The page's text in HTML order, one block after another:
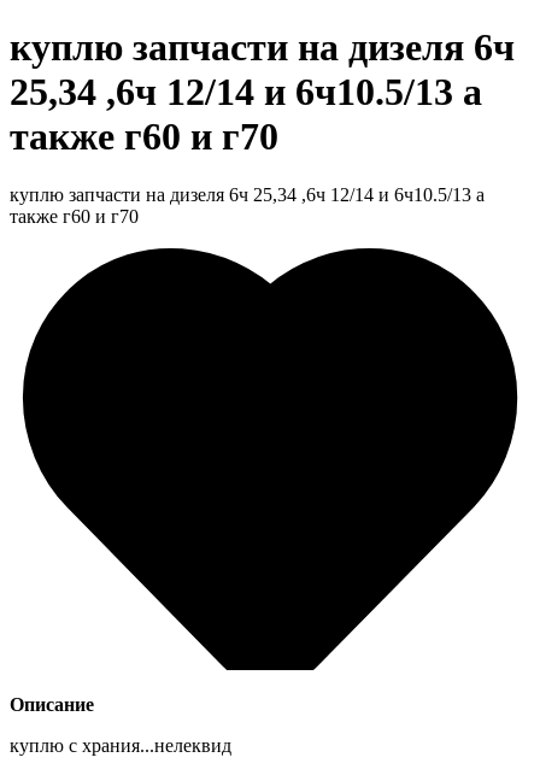
куплю запчасти на дизеля 6ч
25,34 ,6ч 12/14 и 6ч10.5/13 а
также г60 и г70
куплю запчасти на дизеля 6ч 25,34 ,6ч 12/14 и 6ч10.5/13 а
также г60 и г70
Описание
куплю с храния...нелеквид